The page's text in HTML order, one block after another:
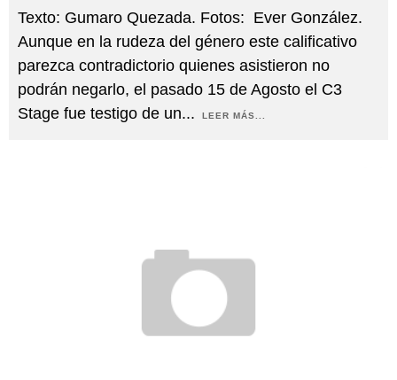
Texto: Gumaro Quezada. Fotos: Ever González.
Aunque en la rudeza del género este calificativo
parezca contradictorio quienes asistieron no
podrán negarlo, el pasado 15 de Agosto el C3
Stage fue testigo de un... LEER MÁS...